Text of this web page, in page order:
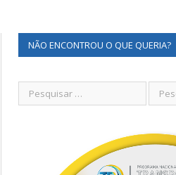
NÃO ENCONTROU O QUE QUERIA?